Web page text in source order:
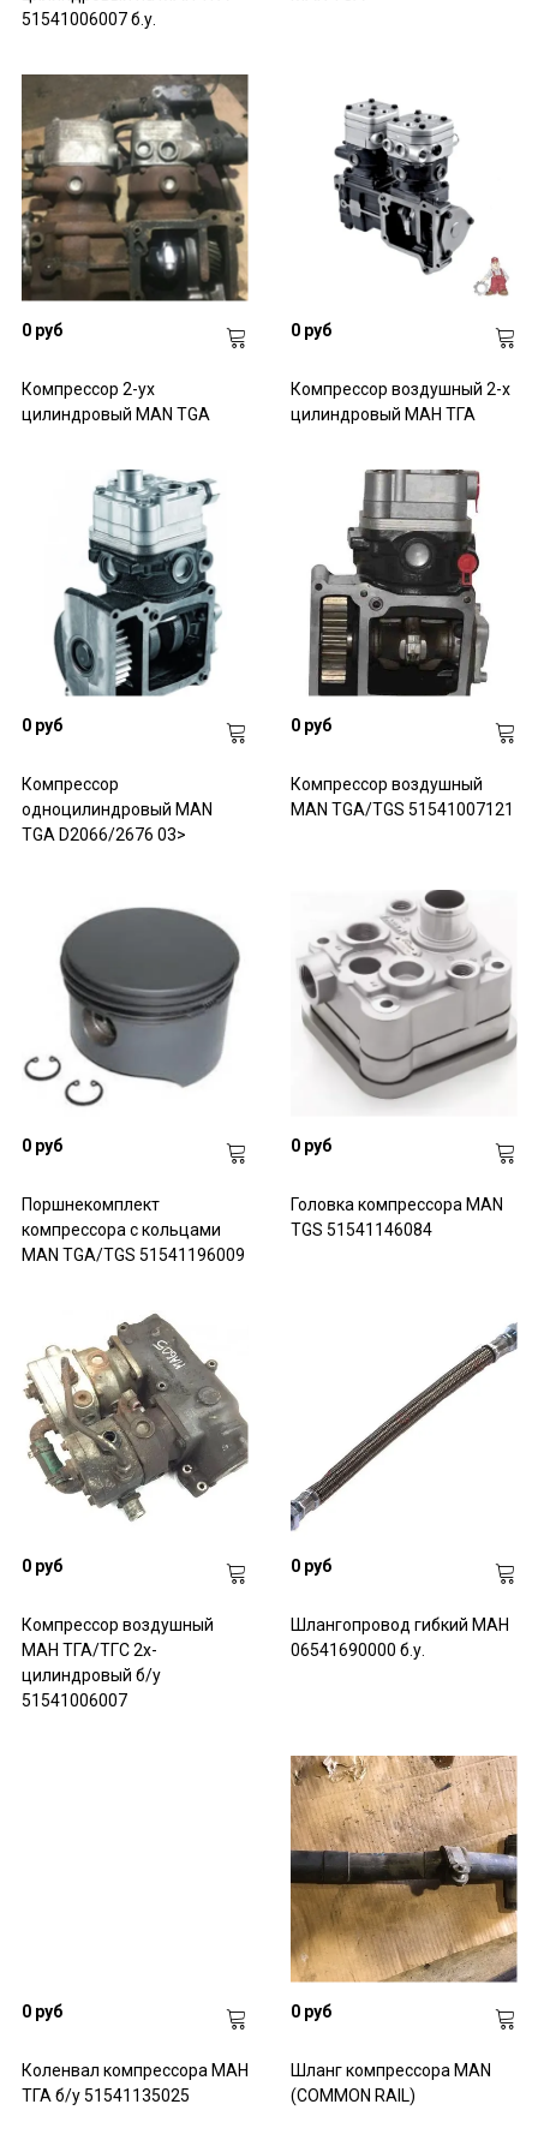
- проводка, энергоаккумуляторы;
- суппорты KNORR, суппорты MERITOR.
51541006007 б.у.
0 руб
Компрессор 2-ух
цилиндровый MAN TGA
0 руб
Компрессор воздушный 2-х
цилиндровый МАН ТГА
0 руб
Компрессор
одноцилиндровый MAN
TGA D2066/2676 03>
0 руб
Компрессор воздушный
MAN TGA/TGS 51541007121
0 руб
Поршнекомплект
компрессора с кольцами
MAN TGA/TGS 51541196009
0 руб
Головка компрессора MAN
TGS 51541146084
0 руб
Компрессор воздушный
МАН ТГА/ТГС 2х-
цилиндровый б/у
51541006007
0 руб
Шлангопровод гибкий МАН
06541690000 б.у.
0 руб
Коленвал компрессора МАН
ТГА б/у 51541135025
0 руб
Шланг компрессора MAN
(COMMON RAIL)